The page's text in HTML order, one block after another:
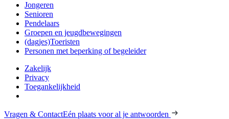
Jongeren
Senioren
Pendelaars
Groepen en jeugdbewegingen
(dagjes)Toeristen
Personen met beperking of begeleider
Zakelijk
Privacy
Toegankelijkheid
Vragen & ContactEén plaats voor al je antwoorden